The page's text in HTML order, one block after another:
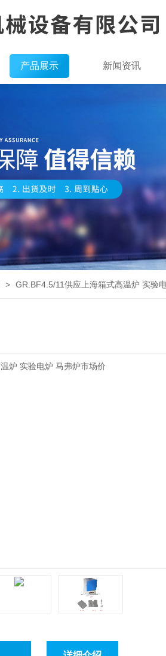
产品展示 新闻资讯
> GR.BF4.5/11供应上海箱式高温炉 实验